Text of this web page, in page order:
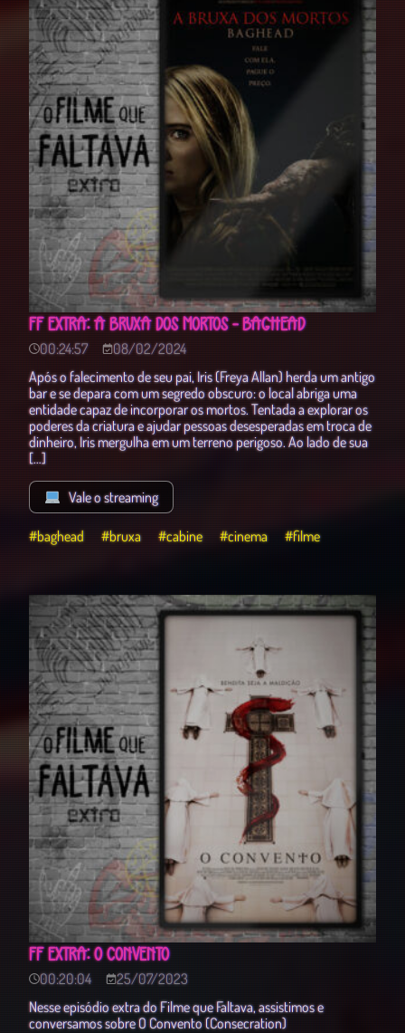
FF EXTRA: A BRUXA DOS MORTOS - BAGHEAD
00:24:57
08/02/2024
Após o falecimento de seu pai, Iris (Freya Allan) herda um antigo
bar e se depara com um segredo obscuro: o local abriga uma
entidade capaz de incorporar os mortos. Tentada a explorar os
poderes da criatura e ajudar pessoas desesperadas em troca de
dinheiro, Iris mergulha em um terreno perigoso. Ao lado de sua
[…]
Vale o streaming
#baghead #bruxa #cabine #cinema #filme
FF EXTRA: O CONVENTO
00:20:04
25/07/2023
Nesse episódio extra do Filme que Faltava, assistimos e
conversamos sobre O Convento (Consecration)